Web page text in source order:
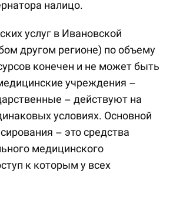
налицо.
услуг в Ивановской
другом регионе) по объему
конечен и не может быть
учреждения –
– действуют на
условиях. Основной
– это средства
медицинского
к которым у всех